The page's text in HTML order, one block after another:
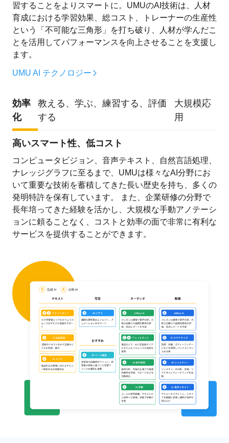
習することをよりスマートに。UMUのAI技術は、人材
育成における学習効果、総コスト、トレーナーの生産性
という「不可能な三角形」を打ち破り、人材が学んだこ
とを活用してパフォーマンスを向上させることを支援し
ます。
UMU AI テクノロジー
効率
化
教える、学ぶ、練習する、評価
する
大規模応
用
高いスマート性、低コスト
コンピュータビジョン、音声テキスト、自然言語処理、
ナレッジグラフに至るまで、UMUは様々なAI分野にお
いて重要な技術を蓄積してきた長い歴史を持ち、多くの
発明特許を保有しています。 また、企業研修の分野で
長年培ってきた経験を活かし、大規模な手動アノテーシ
ョンに頼ることなく、コストと効率の面で非常に有利な
サービスを提供することができます。